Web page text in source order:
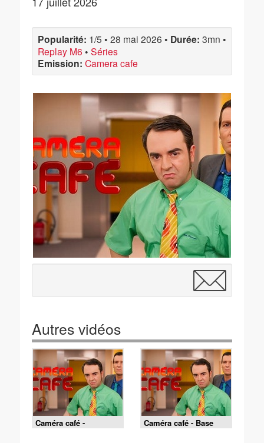
Popularité: 1/5 • 28 mai 2026 • Durée: 3mn •
Replay M6 • Séries
Emission: Camera cafe
Autres vidéos
Caméra café -
L'homme de Rio
Caméra café - Base
jump